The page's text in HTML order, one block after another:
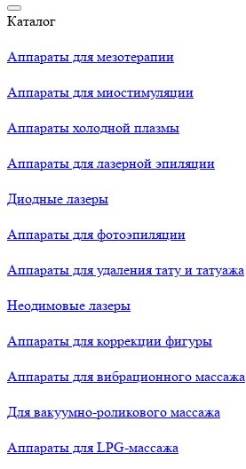
Каталог
Аппараты для мезотерапии
Аппараты для миостимуляции
Аппараты холодной плазмы
Аппараты для лазерной эпиляции
Диодные лазеры
Аппараты для фотоэпиляции
Аппараты для удаления тату и татуажа
Неодимовые лазеры
Аппараты для коррекции фигуры
Аппараты для вибрационного массажа
Для вакуумно-роликового массажа
Аппараты для LPG-массажа